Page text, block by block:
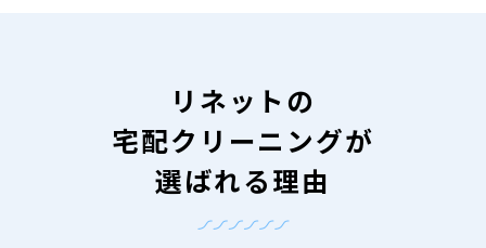
リネットの
宅配クリーニングが
選ばれる理由